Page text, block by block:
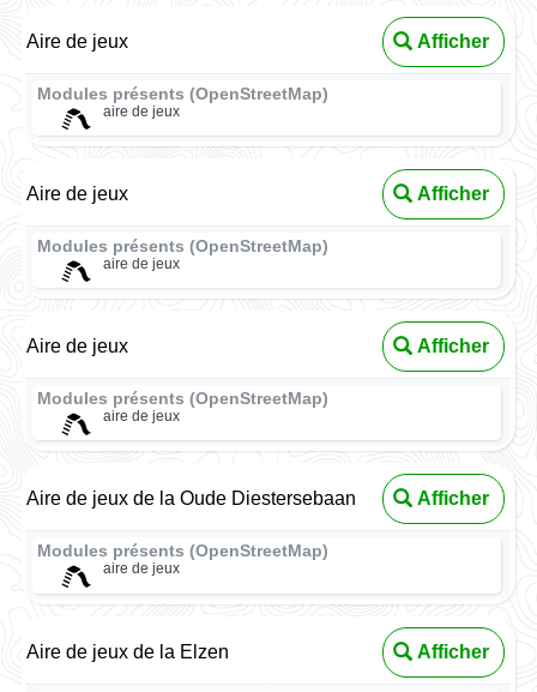
Aire de jeux Afficher
Modules présents (OpenStreetMap)
aire de jeux
Aire de jeux Afficher
Modules présents (OpenStreetMap)
aire de jeux
Aire de jeux Afficher
Modules présents (OpenStreetMap)
aire de jeux
Aire de jeux de la Oude Diestersebaan Afficher
Modules présents (OpenStreetMap)
aire de jeux
Aire de jeux de la Elzen Afficher